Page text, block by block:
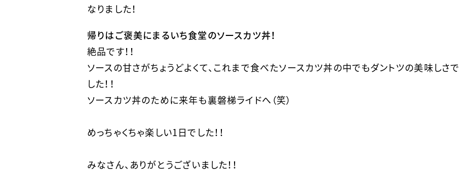
なりました！
帰りはご褒美にまるいち食堂のソースカツ丼！
絶品です！！
ソースの甘さがちょうどよくて、これまで食べたソースカツ丼の中でもダントツの美味しさで
した！！
ソースカツ丼のために来年も裏磐梯ライドへ（笑）
めっちゃくちゃ楽しい1日でした！！
みなさん、ありがとうございました！！